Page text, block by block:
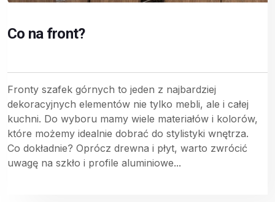
Co na front?
Fronty szafek górnych to jeden z najbardziej
dekoracyjnych elementów nie tylko mebli, ale i całej
kuchni. Do wyboru mamy wiele materiałów i kolorów,
które możemy idealnie dobrać do stylistyki wnętrza.
Co dokładnie? Oprócz drewna i płyt, warto zwrócić
uwagę na szkło i profile aluminiowe...